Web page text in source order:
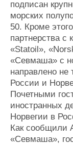
подписан
морских
50. Кроме
партнерства
«Statoil»,
«Севмаша» с
направлено не
России и
Почетными
иностранных
Норвегии в
Как сообщили
«Севмаша»,